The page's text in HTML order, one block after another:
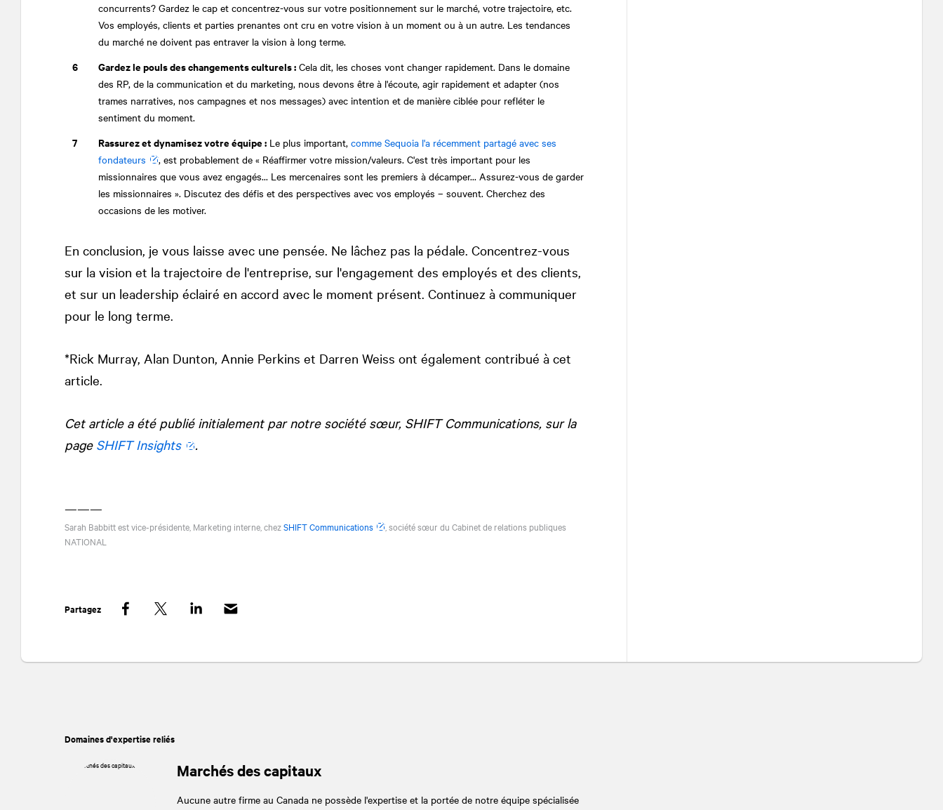
concurrents? Gardez le cap et concentrez-vous sur votre positionnement sur le marché, votre trajectoire, etc.
Vos employés, clients et parties prenantes ont cru en votre vision à un moment ou à un autre. Les tendances
du marché ne doivent pas entraver la vision à long terme.
Gardez le pouls des changements culturels :Cela dit, les choses vont changer rapidement. Dans le domaine
des RP, de la communication et du marketing, nous devons être à l'écoute, agir rapidement et adapter (nos
trames narratives, nos campagnes et nos messages) avec intention et de manière ciblée pour refléter le
sentiment du moment.
Rassurez et dynamisez votre équipe :Le plus important, comme Sequoia l'a récemment partagé avec ses
fondateurs
, est probablement de « Réaffirmer votre mission/valeurs. C'est très important pour les
missionnaires que vous avez engagés... Les mercenaires sont les premiers à décamper... Assurez-vous de garder
les missionnaires ». Discutez des défis et des perspectives avec vos employés – souvent. Cherchez des
occasions de les motiver.
En conclusion, je vous laisse avec une pensée. Ne lâchez pas la pédale. Concentrez-vous
sur la vision et la trajectoire de l'entreprise, sur l'engagement des employés et des clients,
et sur un leadership éclairé en accord avec le moment présent. Continuez à communiquer
pour le long terme.
*Rick Murray, Alan Dunton, Annie Perkins et Darren Weiss ont également contribué à cet
article.
Cet article a été publié initialement par notre société sœur, SHIFT Communications, sur la
page SHIFT Insights .
———
Sarah Babbitt est vice-présidente, Marketing interne, chezSHIFT Communications
, société sœur du Cabinet de relations publiques
NATIONAL
Partagez
Domaines d'expertise reliés
Marchés des capitaux
Aucune autre firme au Canada ne possède l'expertise et la portée de notre équipe spécialisée